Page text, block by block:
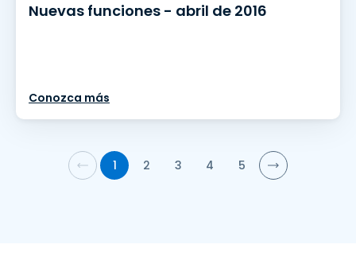
Nuevas funciones - abril de 2016
Conozca más
1 2 3 4 5